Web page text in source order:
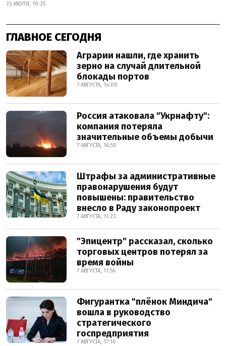
23 ИЮЛЯ, 10:25
ГЛАВНОЕ СЕГОДНЯ
Аграрии нашли, где хранить
зерно на случай длительной
блокады портов
7 АВГУСТА, 14:00
Россия атаковала "Укрнафту":
компания потеряла
значительные объемы добычи
7 АВГУСТА, 16:50
Штрафы за административные
правонарушения будут
повышены: правительство
внесло в Раду законопроект
7 АВГУСТА, 11:23
"Эпицентр" рассказал, сколько
торговых центров потерял за
время войны
7 АВГУСТА, 11:56
Фигурантка "плёнок Миндича"
вошла в руководство
стратегического
госпредприятия
7 АВГУСТА, 17:10